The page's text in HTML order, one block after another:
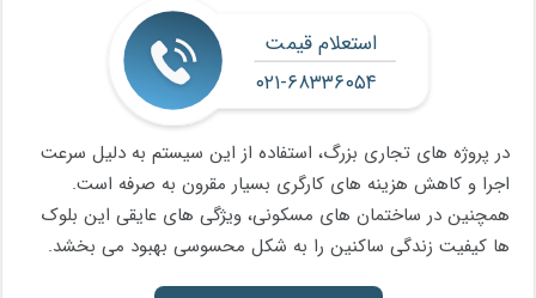
استعلام قیمت
۰۲۱-۶۸۳۳۶۰۵۴
در پروژه های تجاری بزرگ، استفاده از این سیستم به دلیل سرعت
اجرا و کاهش هزینه های کارگری بسیار مقرون به صرفه است.
همچنین در ساختمان های مسکونی، ویژگی های عایقی این بلوک
ها کیفیت زندگی ساکنین را به شکل محسوسی بهبود می بخشد.